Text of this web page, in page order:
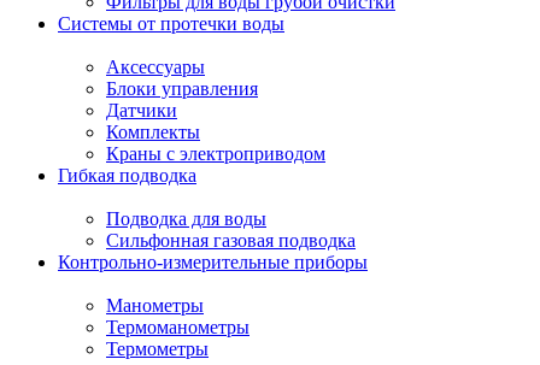
Системы от протечки воды
Аксессуары
Блоки управления
Датчики
Комплекты
Краны с электроприводом
Гибкая подводка
Подводка для воды
Сильфонная газовая подводка
Контрольно-измерительные приборы
Манометры
Термоманометры
Термометры